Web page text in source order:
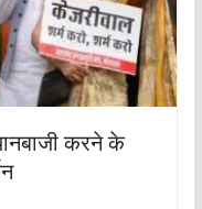
करने के